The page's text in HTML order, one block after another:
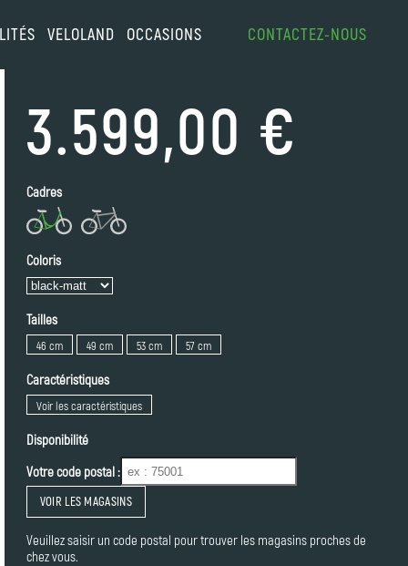
VELOLAND OCCASIONS CONTACTEZ-NOUS
3.599,00 €
Cadres
Coloris
Tailles
46 cm 49 cm 53 cm 57 cm
Caractéristiques
Voir les caractéristiques
Disponibilité
Votre code postal :
VOIR LES MAGASINS
Veuillez saisir un code postal pour trouver les magasins proches de
chez vous.